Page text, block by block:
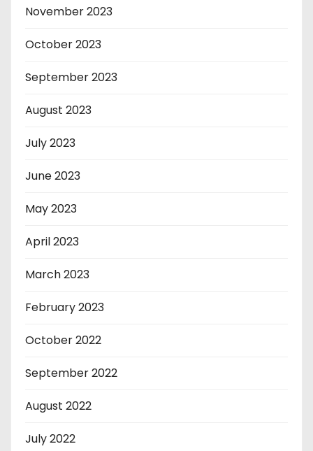
November 2023
October 2023
September 2023
August 2023
July 2023
June 2023
May 2023
April 2023
March 2023
February 2023
October 2022
September 2022
August 2022
July 2022